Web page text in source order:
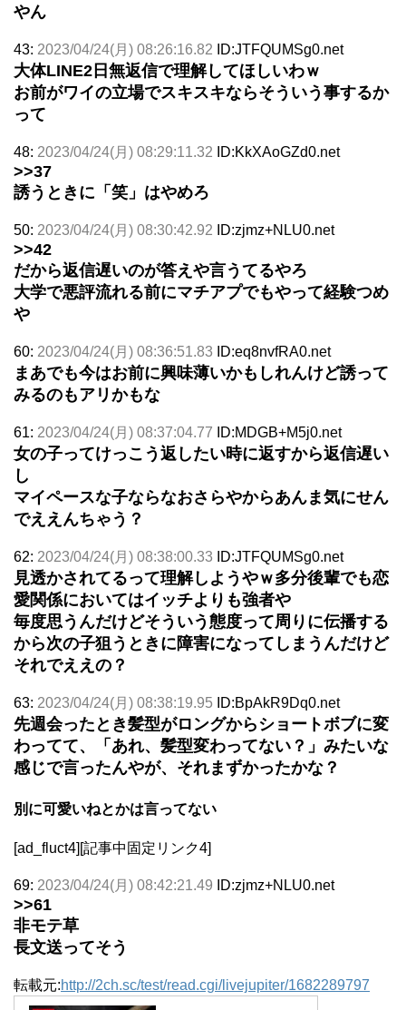
やん
43: 2023/04/24(月) 08:26:16.82 ID:JTFQUMSg0.net
大体LINE2日無返信で理解してほしいわｗ
お前がワイの立場でスキスキならそういう事するか
って
48: 2023/04/24(月) 08:29:11.32 ID:KkXAoGZd0.net
>>37
誘うときに「笑」はやめろ
50: 2023/04/24(月) 08:30:42.92 ID:zjmz+NLU0.net
>>42
だから返信遅いのが答えや言うてるやろ
大学で悪評流れる前にマチアプでもやって経験つめ
や
60: 2023/04/24(月) 08:36:51.83 ID:eq8nvfRA0.net
まあでも今はお前に興味薄いかもしれんけど誘って
みるのもアリかもな
61: 2023/04/24(月) 08:37:04.77 ID:MDGB+M5j0.net
女の子ってけっこう返したい時に返すから返信遅い
し
マイペースな子ならなおさらやからあんま気にせん
でええんちゃう？
62: 2023/04/24(月) 08:38:00.33 ID:JTFQUMSg0.net
見透かされてるって理解しようやｗ多分後輩でも恋
愛関係においてはイッチよりも強者や
毎度思うんだけどそういう態度って周りに伝播する
から次の子狙うときに障害になってしまうんだけど
それでええの？
63: 2023/04/24(月) 08:38:19.95 ID:BpAkR9Dq0.net
先週会ったとき髪型がロングからショートボブに変
わってて、「あれ、髪型変わってない？」みたいな
感じで言ったんやが、それまずかったかな？
別に可愛いねとかは言ってない
[ad_fluct4][記事中固定リンク4]
69: 2023/04/24(月) 08:42:21.49 ID:zjmz+NLU0.net
>>61
非モテ草
長文送ってそう
転載元:http://2ch.sc/test/read.cgi/livejupiter/1682289797